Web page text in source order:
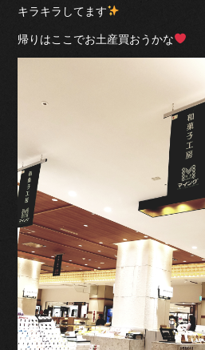
キラキラしてます
帰りはここでお土産買おうかな